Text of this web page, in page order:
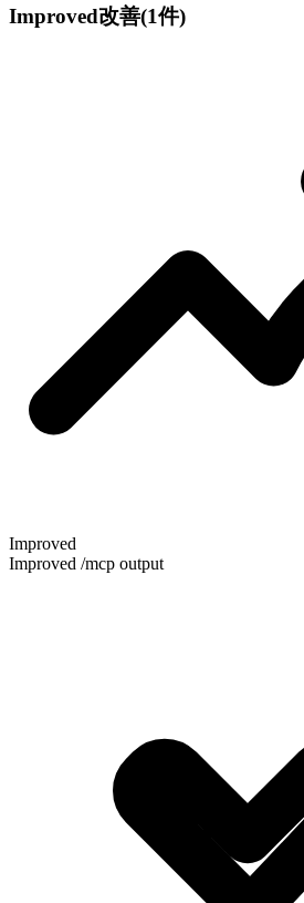
Improved改善(1件)
Improved
Improved /mcp output